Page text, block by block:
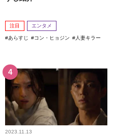
注目 エンタメ
あらすじ コン・ヒョジン 人妻キラー
2023.11.13